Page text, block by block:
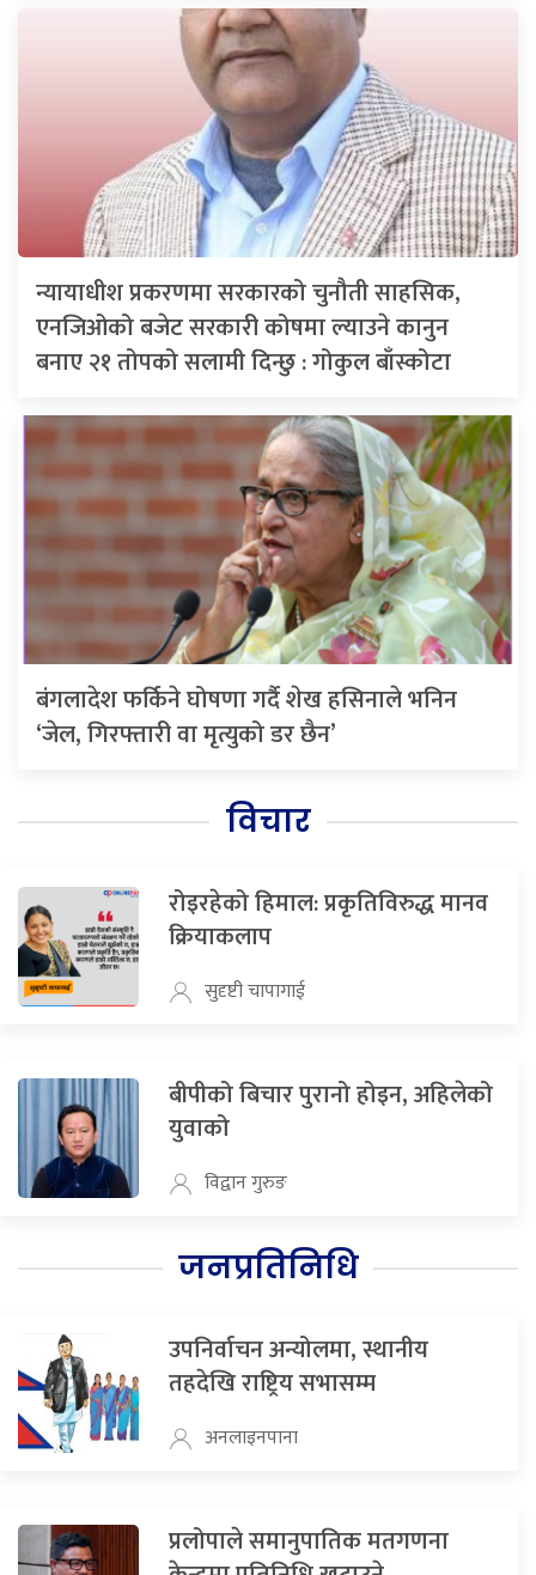
न्यायाधीश प्रकरणमा सरकारको चुनौती साहसिक,
एनजिओको बजेट सरकारी कोषमा ल्याउने कानुन
बनाए २१ तोपको सलामी दिन्छु : गोकुल बाँस्कोटा
बंगलादेश फर्किने घोषणा गर्दै शेख हसिनाले भनिन
‘जेल, गिरफ्तारी वा मृत्युको डर छैन’
विचार
रोइरहेको हिमाल: प्रकृतिविरुद्ध मानव
क्रियाकलाप
सुदृष्टी चापागाई
बीपीको बिचार पुरानो होइन, अहिलेको
युवाको
विद्वान गुरुङ
जनप्रतिनिधि
उपनिर्वाचन अन्योलमा, स्थानीय
तहदेखि राष्ट्रिय सभासम्म
अनलाइनपाना
प्रलोपाले समानुपातिक मतगणना